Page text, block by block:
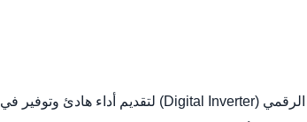
على تقنية المحرك العاكس الرقمي (Digital Inverter) لتقديم أداء هادئ وتوفير في